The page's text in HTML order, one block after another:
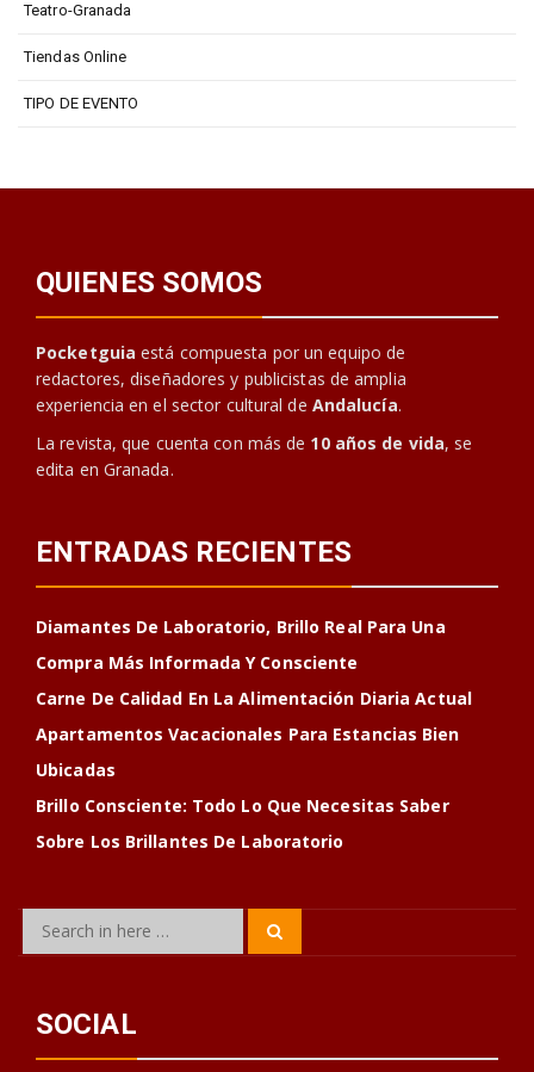
Teatro-Granada
Tiendas Online
TIPO DE EVENTO
QUIENES SOMOS
Pocketguia está compuesta por un equipo de
redactores, diseñadores y publicistas de amplia
experiencia en el sector cultural de Andalucía.
La revista, que cuenta con más de 10 años de vida, se
edita en Granada.
ENTRADAS RECIENTES
Diamantes De Laboratorio, Brillo Real Para Una
Compra Más Informada Y Consciente
Carne De Calidad En La Alimentación Diaria Actual
Apartamentos Vacacionales Para Estancias Bien
Ubicadas
Brillo Consciente: Todo Lo Que Necesitas Saber
Sobre Los Brillantes De Laboratorio
Search
SOCIAL